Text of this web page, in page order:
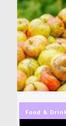
Food &